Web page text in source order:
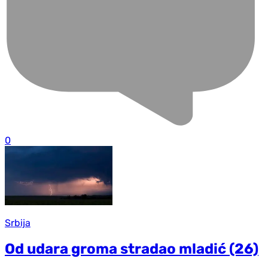
0
Srbija
Od udara groma stradao mladić (26)